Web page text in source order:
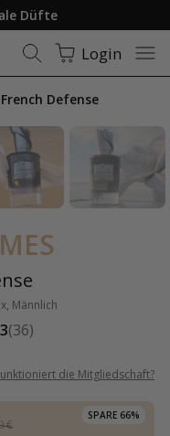
Düfte
Login
French Defense
Männlich
(36)
die Mitgliedschaft?
SPARE 66%
€